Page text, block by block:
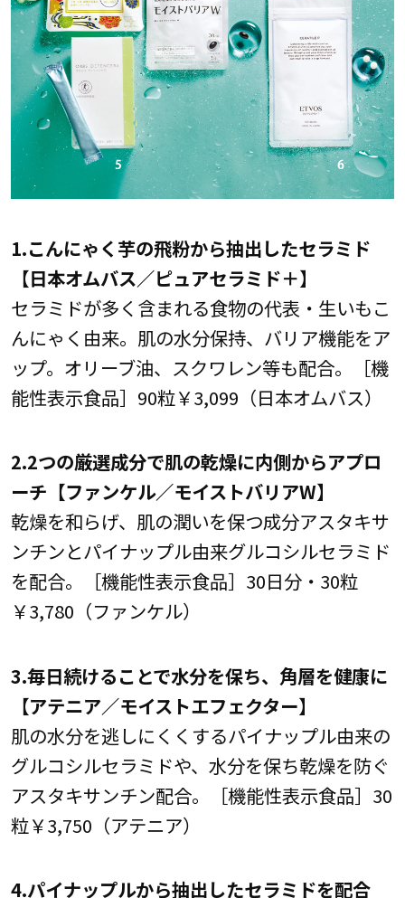
1.こんにゃく芋の飛粉から抽出したセラミド
【日本オムバス／ピュアセラミド＋】
セラミドが多く含まれる食物の代表・生いもこ
んにゃく由来。肌の水分保持、バリア機能をア
ップ。オリーブ油、スクワレン等も配合。［機
能性表示食品］90粒￥3,099（日本オムバス）
2.2つの厳選成分で肌の乾燥に内側からアプロ
ーチ【ファンケル／モイストバリアW】
乾燥を和らげ、肌の潤いを保つ成分アスタキサ
ンチンとパイナップル由来グルコシルセラミド
を配合。［機能性表示食品］30日分・30粒
￥3,780（ファンケル）
3.毎日続けることで水分を保ち、角層を健康に
【アテニア／モイストエフェクター】
肌の水分を逃しにくくするパイナップル由来の
グルコシルセラミドや、水分を保ち乾燥を防ぐ
アスタキサンチン配合。［機能性表示食品］30
粒￥3,750（アテニア）
4.パイナップルから抽出したセラミドを配合